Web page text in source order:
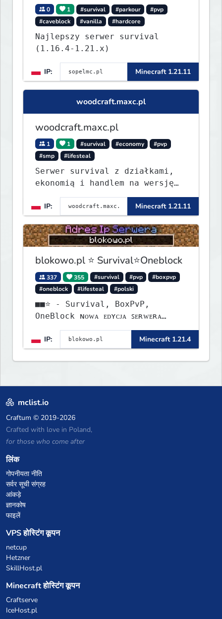
0 1 #survival #parkour
#pvp
#caveblock
#vanilla #hardcore
Najlepszy serwer survival
(1.16.4-1.21.x)
IP: Minecraft 1.21.11
woodcraft.maxc.pl
woodcraft.maxc.pl
1 1 #survival #economy
#pvp
#smp
#lifesteal
Serwer survival z działkami,
ekonomią i handlem na wersję
1.8 - 26.1.1. Rekru ON
IP:
Minecraft 1.21.11
blokowo.pl ⭐ Survival⭐Oneblock
337 355 #survival #pvp
#boxpvp
#oneblock
#lifesteal #polski
■■⭐ - Survival, BoxPvP,
OneBlock ɴᴏᴡᴀ ᴇᴅʏᴄᴊᴀ ꜱᴇʀᴡᴇʀᴀ
ᴡʏꜱᴛᴀʀᴛᴏᴡᴀʟᴀ!
IP:
Minecraft 1.21.4
mclist.io
Craftum © 2019-2026
Crafted with love in Poland,
for those who come after
लिंक
गोपनीयता नीति
सर्वर सूची संग्रह
आंकड़े
ज्ञानकोष
फाइलें
VPS होस्टिंग कूपन
netcup
Hetzner
SkillHost.pl
Minecraft होस्टिंग कूपन
Craftserve
IceHost.pl